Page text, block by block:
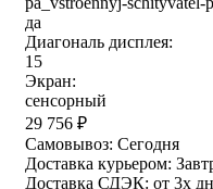
да
Диагональ дисплея:
15
Экран:
сенсорный
29 756 ₽
Самовывоз: Сегодня
Доставка курьером:
Доставка СДЭК: от 3х